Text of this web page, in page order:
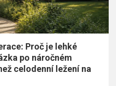
Proč je lehké
po náročném
celodenní ležení na